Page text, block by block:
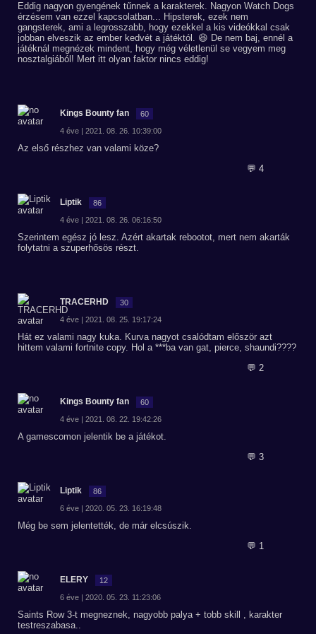
Eddig nagyon gyengének tűnnek a karakterek. Nagyon Watch Dogs
érzésem van ezzel kapcsolatban... Hipsterek, ezek nem
gangsterek, ami a legrosszabb, hogy ezekkel a kis videókkal csak
jobban elveszik az ember kedvét a játéktól. 😆 De nem baj, ennél a
játéknál megnézek mindent, hogy még véletlenül se vegyem meg
nosztalgiából! Mert itt olyan faktor nincs eddig!
Kings Bounty fan 60
4 éve | 2021. 08. 26. 10:39:00
Az első részhez van valami köze?
💬 4
Liptik 86
4 éve | 2021. 08. 26. 06:16:50
Szerintem egész jó lesz. Azért akartak rebootot, mert nem akarták
folytatni a szuperhősös részt.
TRACERHD 30
4 éve | 2021. 08. 25. 19:17:24
Hát ez valami nagy kuka. Kurva nagyot csalódtam először azt
hittem valami fortnite copy. Hol a ***ba van gat, pierce, shaundi????
💬 2
Kings Bounty fan 60
4 éve | 2021. 08. 22. 19:42:26
A gamescomon jelentik be a játékot.
💬 3
Liptik 86
6 éve | 2020. 05. 23. 16:19:48
Még be sem jelentették, de már elcsúszik.
💬 1
ELERY 12
6 éve | 2020. 05. 23. 11:23:06
Saints Row 3-t megneznek, nagyobb palya + tobb skill , karakter
testreszabasa..